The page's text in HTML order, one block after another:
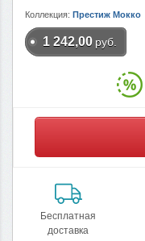
Коллекция: Престиж Мокко
1 242,00 руб.
Бесплатная
доставка